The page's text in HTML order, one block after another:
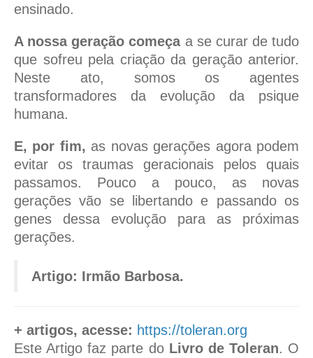
ensinado.
A nossa geração começaa se curar de tudo
que sofreu pela criação da geração anterior.
Neste ato, somos os agentes
transformadores da evolução da psique
humana.
E, por fim, as novas gerações agora podem
evitar os traumas geracionais pelos quais
passamos. Pouco a pouco, as novas
gerações vão se libertando e passando os
genes dessa evolução para as próximas
gerações.
Artigo: Irmão Barbosa.
+ artigos, acesse: https://toleran.org
Este Artigo faz parte do Livro de Toleran. O